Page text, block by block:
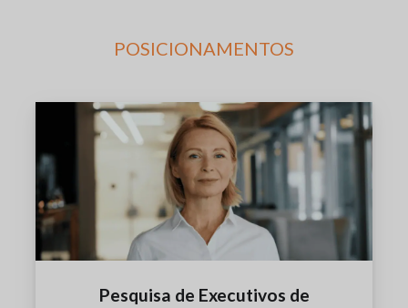
POSICIONAMENTOS
Pesquisa de Executivos de